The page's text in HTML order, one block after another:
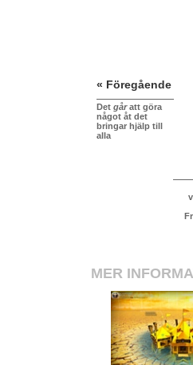
« Föregående
Det gåratt göra
något åt det
bringar hjälp till
alla
MER